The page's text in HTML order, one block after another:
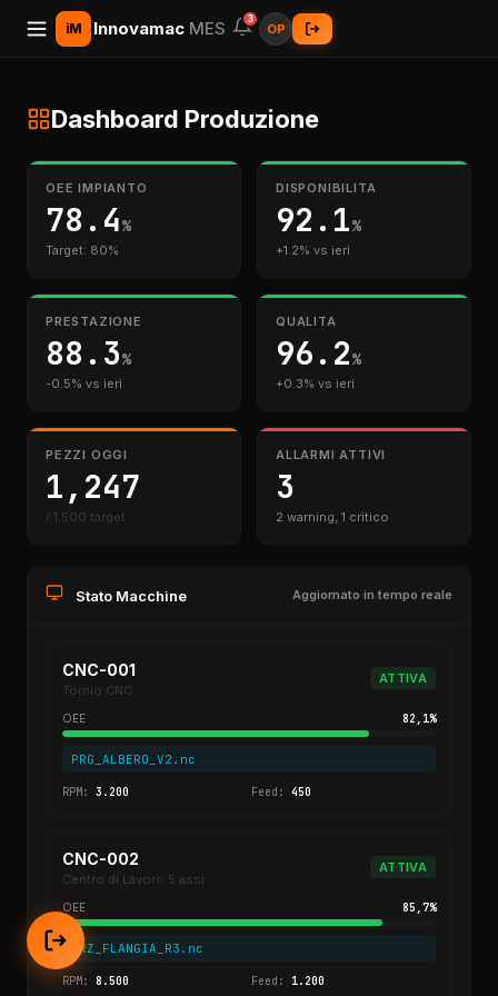
iM Innovamac MES 3
OP
Dashboard Produzione
OEE IMPIANTO
78.4%
Target: 80%
DISPONIBILITA
92.1%
+1.2% vs ieri
PRESTAZIONE
88.3%
-0.5% vs ieri
QUALITA
96.2%
+0.3% vs ieri
PEZZI OGGI
1,247
/ 1,500 target
ALLARMI ATTIVI
3
2 warning, 1 critico
Stato Macchine Aggiornato in tempo reale
CNC-001
Tornio CNC
ATTIVA
OEE 82,1%
PRG_ALBERO_V2.nc
RPM: 3.200 Feed: 450
CNC-002
Centro di Lavoro 5 assi
ATTIVA
OEE 85,7%
FRZ_FLANGIA_R3.nc
RPM: 8.500 Feed: 1.200